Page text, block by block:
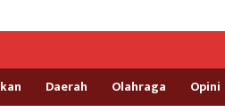
Daerah Olahraga Opini